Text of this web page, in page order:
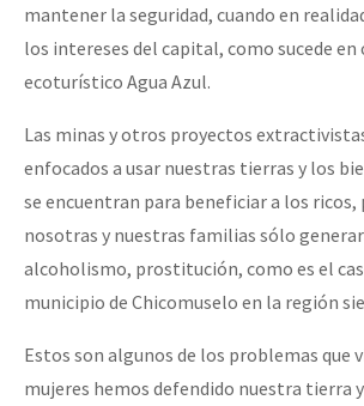
mantener la seguridad, cuando en
los intereses del capital, como sucede en
ecoturístico Agua Azul.
Las minas y otros proyectos
enfocados a usar nuestras tierras y los
se encuentran para beneficiar a los ricos,
nosotras y nuestras familias sólo
alcoholismo, prostitución, como es el
municipio de Chicomuselo en la región
Estos son algunos de los problemas que
mujeres hemos defendido nuestra tierra